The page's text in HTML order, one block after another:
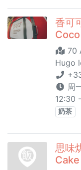
香可
Coco
70
Hugo
周
12:30
奶茶
思味
Cake